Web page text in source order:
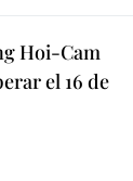
Hoi-Cam
el 16 de